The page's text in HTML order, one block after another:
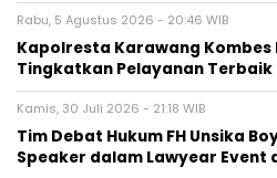
Rabu, 5 Agustus 2026 - 20:46 WIB
Kapolresta Karawang
Tingkatkan Pelayanan Terbaik
Kamis, 30 Juli 2026 - 21:18 WIB
​Tim Debat Hukum FH Unsika
Speaker dalam Lawyear Event